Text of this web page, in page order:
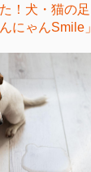
！犬・猫の足
にゃんSmile」